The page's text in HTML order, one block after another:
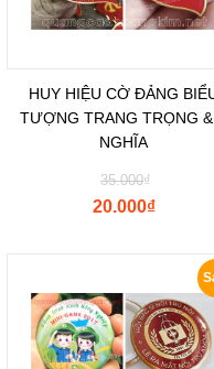
HUY HIỆU CỜ ĐẢNG
TƯỢNG TRANG TRỌNG
NGHĨA
₫
35.000
₫
20.000